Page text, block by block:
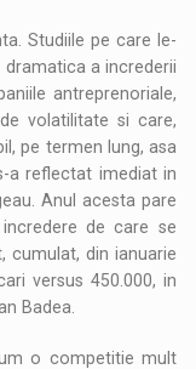
Studiile pe care le-
a increderii
antreprenoriale,
volatilitate si care,
pe termen lung, asa
a reflectat imediat in
Anul acesta pare
de care se
cumulat, din ianuarie
versus 450.000, in
Badea.
o competitie mult